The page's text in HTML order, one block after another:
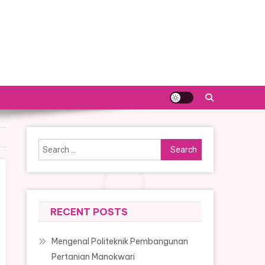
Search
for:
RECENT POSTS
Mengenal Politeknik Pembangunan
Pertanian Manokwari